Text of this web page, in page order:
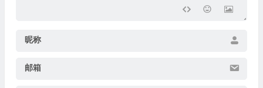
昵称
邮箱